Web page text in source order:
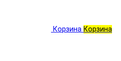
Корзина Корзина